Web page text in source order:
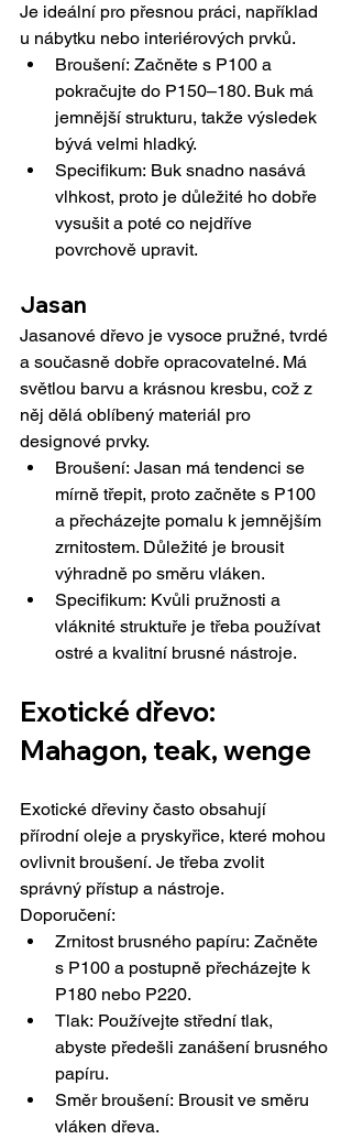
Je ideální pro přesnou práci, například
u nábytku nebo interiérových prvků.
Broušení: Začněte s P100 a
pokračujte do P150–180. Buk má
jemnější strukturu, takže výsledek
bývá velmi hladký.
Specifikum: Buk snadno nasává
vlhkost, proto je důležité ho dobře
vysušit a poté co nejdříve
povrchově upravit.
Jasan
Jasanové dřevo je vysoce pružné, tvrdé
a současně dobře opracovatelné. Má
světlou barvu a krásnou kresbu, což z
něj dělá oblíbený materiál pro
designové prvky.
Broušení: Jasan má tendenci se
mírně třepit, proto začněte s P100
a přecházejte pomalu k jemnějším
zrnitostem. Důležité je brousit
výhradně po směru vláken.
Specifikum: Kvůli pružnosti a
vláknité struktuře je třeba používat
ostré a kvalitní brusné nástroje.
Exotické dřevo:
Mahagon, teak, wenge
Exotické dřeviny často obsahují
přírodní oleje a pryskyřice, které mohou
ovlivnit broušení. Je třeba zvolit
správný přístup a nástroje.
Doporučení:
Zrnitost brusného papíru: Začněte
s P100 a postupně přecházejte k
P180 nebo P220.
Tlak: Používejte střední tlak,
abyste předešli zanášení brusného
papíru.
Směr broušení: Brousit ve směru
vláken dřeva.